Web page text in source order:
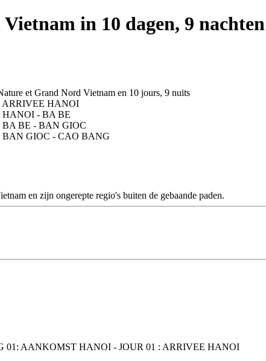
in 10 dagen, 9 nachten
en zijn ongerepte regio's buiten de gebaande paden.